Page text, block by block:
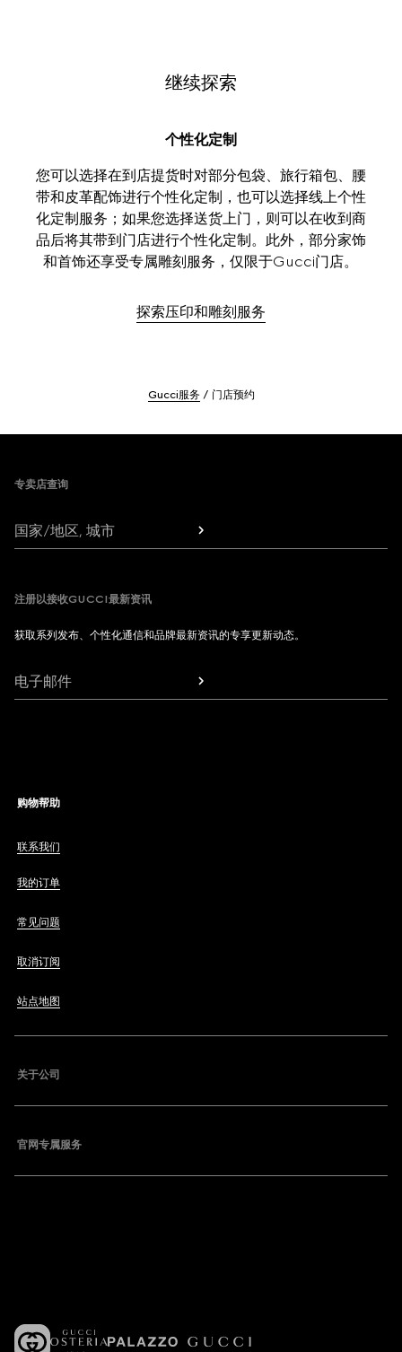
继续探索
个性化定制
您可以选择在到店提货时对部分包袋、旅行箱包、腰
带和皮革配饰进行个性化定制，也可以选择线上个性
化定制服务；如果您选择送货上门，则可以在收到商
品后将其带到门店进行个性化定制。此外，部分家饰
和首饰还享受专属雕刻服务，仅限于Gucci门店。
探索压印和雕刻服务
Gucci服务 门店预约
专卖店查询
国家/地区, 城市
注册以接收GUCCI最新资讯
获取系列发布、个性化通信和品牌最新资讯的专享更新动态。
电子邮件
购物帮助
联系我们
我的订单
常见问题
取消订阅
站点地图
关于公司
官网专属服务